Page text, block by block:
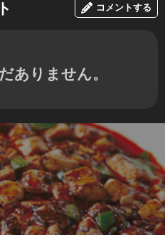
コメントする
ありません。